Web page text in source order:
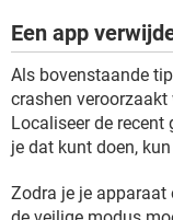
Een app
Als bovenstaande
crashen
Localiseer de recent
je dat kunt doen,
Zodra je je apparaat